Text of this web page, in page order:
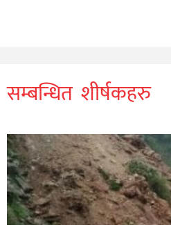
सम्बन्धित शीर्षकहरु